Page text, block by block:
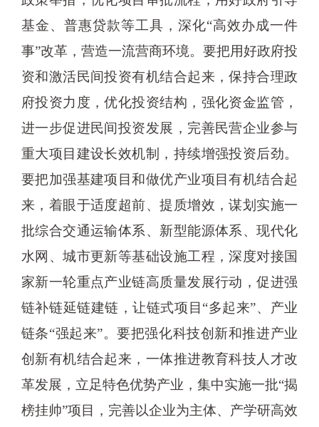
基金、普惠贷款等工具，深化“高效办成一件
事”改革，营造一流营商环境。要把用好政府投
资和激活民间投资有机结合起来，保持合理政
府投资力度，优化投资结构，强化资金监管，
进一步促进民间投资发展，完善民营企业参与
重大项目建设长效机制，持续增强投资后劲。
要把加强基建项目和做优产业项目有机结合起
来，着眼于适度超前、提质增效，谋划实施一
批综合交通运输体系、新型能源体系、现代化
水网、城市更新等基础设施工程，深度对接国
家新一轮重点产业链高质量发展行动，促进强
链补链延链建链，让链式项目“多起来”、产业
链条“强起来”。要把强化科技创新和推进产业
创新有机结合起来，一体推进教育科技人才改
革发展，立足特色优势产业，集中实施一批“揭
榜挂帅”项目，完善以企业为主体、产学研高效